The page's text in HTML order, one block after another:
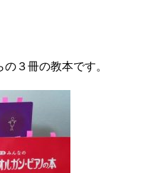
３冊の教本です。